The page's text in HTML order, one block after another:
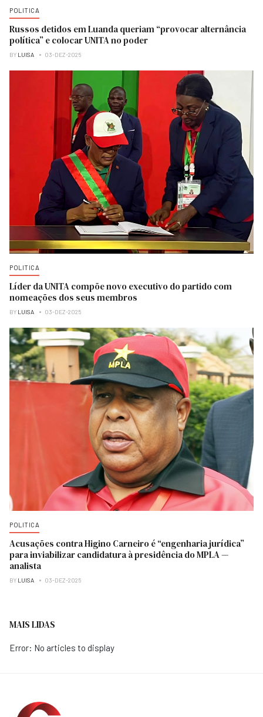
POLITICA
Russos detidos em Luanda queriam “provocar alternância
política” e colocar UNITA no poder
BY LUISA 03-DEZ-2025
POLITICA
Líder da UNITA compõe novo executivo do partido com
nomeações dos seus membros
BY LUISA 03-DEZ-2025
POLITICA
Acusações contra Higino Carneiro é “engenharia jurídica”
para inviabilizar candidatura à presidência do MPLA —
analista
BY LUISA 03-DEZ-2025
MAIS LIDAS
Error: No articles to display